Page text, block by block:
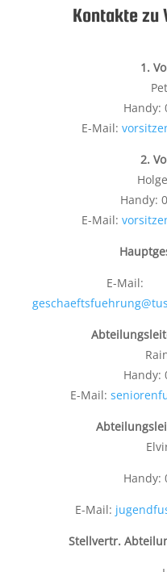
Kontakte zu
1.
Handy:
E-Mail:
2.
Handy:
E-Mail:
E-Mail:
Handy:
E-Mail:
Handy:
E-Mail:
Stellvertr.